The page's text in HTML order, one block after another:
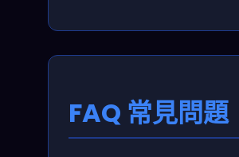
FAQ 常見問題